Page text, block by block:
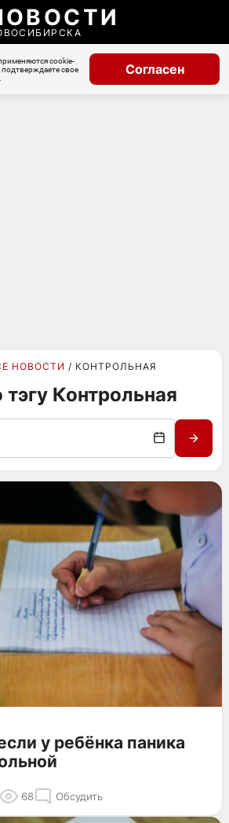
cookie-
свое
Согласен
НОВОСТИ КОНТРОЛЬНАЯ
Контрольная
у ребёнка паника
68 Обсудить